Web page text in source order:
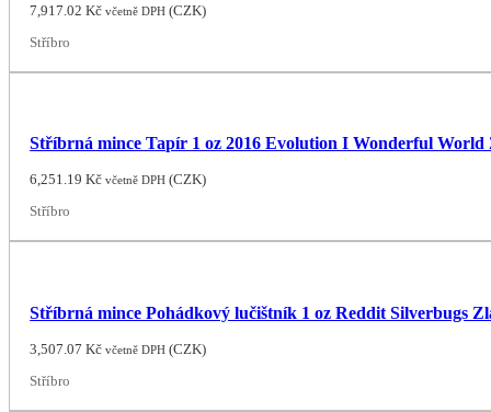
7,917.02Kč včetně DPH (CZK)
Stříbro
Stříbrná mince Tapír 1 oz 2016 Evolution I Wonderful World
6,251.19Kč včetně DPH (CZK)
Stříbro
Stříbrná mince Pohádkový lučištník 1 oz Reddit Silverbugs
3,507.07Kč včetně DPH (CZK)
Stříbro